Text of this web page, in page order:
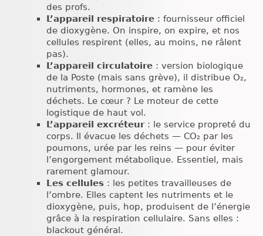
des profs.
L’appareil respiratoire : fournisseur officiel
de dioxygène. On inspire, on expire, et nos
cellules respirent (elles, au moins, ne râlent
pas).
L’appareil circulatoire : version biologique
de la Poste (mais sans grève), il distribue O₂,
nutriments, hormones, et ramène les
déchets. Le cœur ? Le moteur de cette
logistique de haut vol.
L’appareil excréteur: le service propreté du
corps. Il évacue les déchets — CO₂ par les
poumons, urée par les reins — pour éviter
l’engorgement métabolique. Essentiel, mais
rarement glamour.
Les cellules : les petites travailleuses de
l’ombre. Elles captent les nutriments et le
dioxygène, puis, hop, produisent de l’énergie
grâce à la respiration cellulaire. Sans elles :
blackout général.